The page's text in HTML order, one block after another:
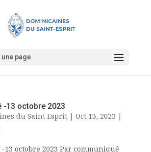
page
-13 octobre 2023
du Saint Esprit| Oct 13, 2023 |
13 octobre 2023 Par communiqué